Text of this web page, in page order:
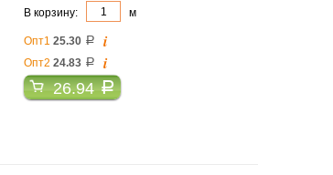
В корзину: м
Опт1 25.30 a i
Опт2 24.83 a i
26.94a